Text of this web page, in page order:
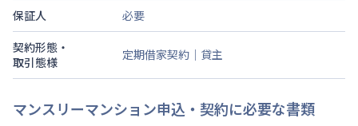
保証人
必要
契約形態・
取引態様
定期借家契約｜貸主
マンスリーマンション申込・契約に必要な書類